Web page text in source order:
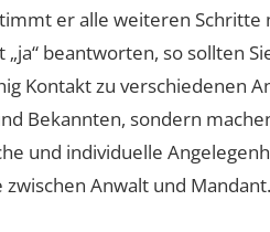
er alle weiteren
„ja“ beantworten, so sollten
Kontakt zu verschiedenen
Bekannten, sondern
und individuelle
zwischen Anwalt und